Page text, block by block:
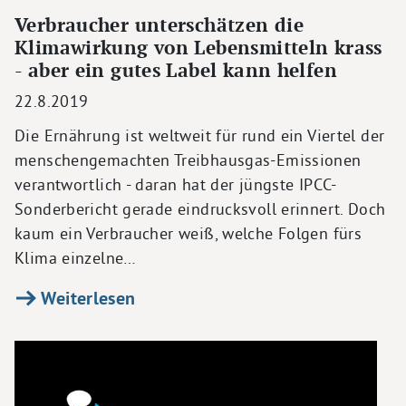
Verbraucher unterschätzen die
Klimawirkung von Lebensmitteln krass
- aber ein gutes Label kann helfen
22.8.2019
Die Ernährung ist weltweit für rund ein Viertel der
menschengemachten Treibhausgas-Emissionen
verantwortlich - daran hat der jüngste IPCC-
Sonderbericht gerade eindrucksvoll erinnert. Doch
kaum ein Verbraucher weiß, welche Folgen fürs
Klima einzelne…
Weiterlesen